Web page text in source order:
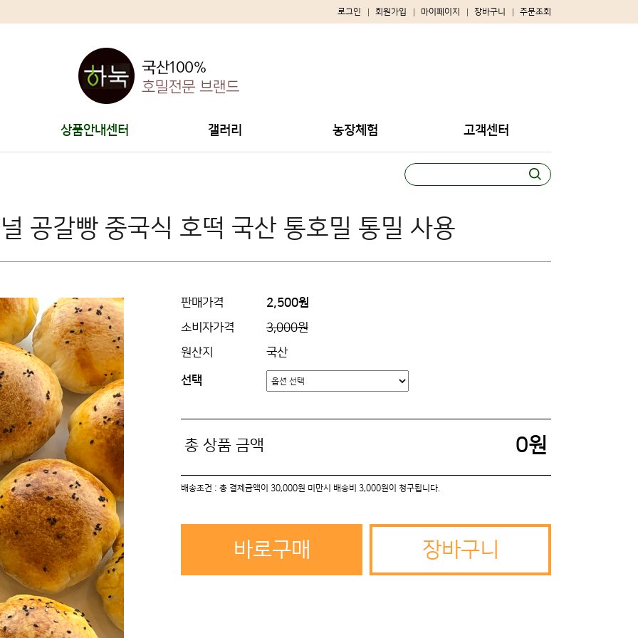
로그인 회원가입 마이페이지 장바구니 주문조회
상품안내센터 갤러리 농장체험 고객센터
공갈빵 중국식 호떡 국산 통호밀 통밀 사용
판매가격
2,500원
소비자가격
3,000원
원산지
국산
선택
총 상품 금액 0원
배송조건 : 총 결제금액이 30,000원 미만시 배송비 3,000원이 청구됩니다.
바로구매 장바구니